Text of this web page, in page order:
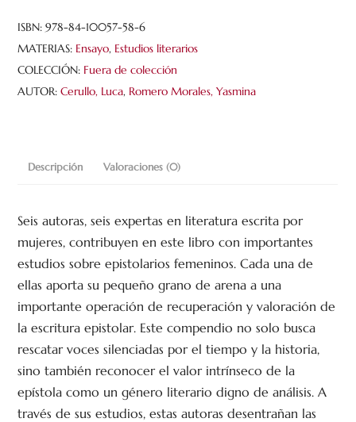
mundo
literario
hispánico
cantidad
ISBN:978-84-10057-58-6
MATERIAS: Ensayo, Estudios literarios
COLECCIÓN: Fuera de colección
AUTOR:Cerullo, Luca, Romero Morales, Yasmina
Descripción Valoraciones (0)
Seis autoras, seis expertas en literatura escrita por
mujeres, contri­buyen en este libro con importantes
estudios sobre epistolarios femeninos. Cada una de
ellas aporta su pequeño grano de arena a una
importante operación de recuperación y valoración de
la escri­tura epistolar. Este compendio no solo busca
rescatar voces silenciadas por el tiempo y la historia,
sino también reconocer el valor intrínseco de la
epístola como un género literario digno de análisis. A
través de sus estudios, estas autoras desentrañan las